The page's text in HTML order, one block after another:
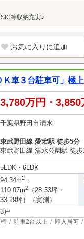
等収納充実♪
お気に入りに追加
車３台駐車可」極
3,780万円・3,850
千葉県野田市清水
東武野田線 愛宕駅 徒歩5分
東武野田線 清水公園駅 徒歩
5LDK・6LDK
94.34m2 ・
110.07m2
（28.53坪・
33.29坪）（実測）
3戸
駐車2台以上 即入居可